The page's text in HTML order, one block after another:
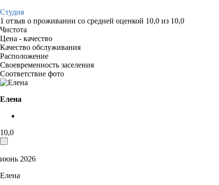
Студия
1 отзыв о проживании со средней оценкой 10,0 из 10,0
Чистота
Цена - качество
Качество обслуживания
Расположение
Своевременность заселения
Соответствие фото
Елена
10,0
июнь 2026
Елена